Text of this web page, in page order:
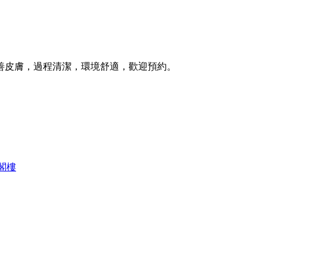
膚，過程清潔，環境舒適，歡迎預約。
樓